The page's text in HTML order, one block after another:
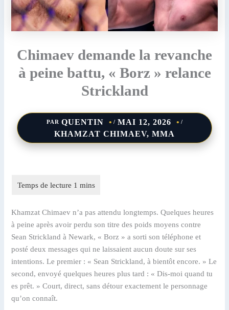
Chimaev demande la revanche
à peine battu, « Borz » relance
Strickland
PAR QUENTIN / MAI 12, 2026 /
KHAMZAT CHIMAEV, MMA
Khamzat Chimaev n’a pas attendu longtemps. Quelques heures
à peine après avoir perdu son titre des poids moyens contre
Sean Strickland à Newark, « Borz » a sorti son téléphone et
posté deux messages qui ne laissaient aucun doute sur ses
intentions. Le premier : « Sean Strickland, à bientôt encore. » Le
second, envoyé quelques heures plus tard : « Dis-moi quand tu
es prêt. » Court, direct, sans détour exactement le personnage
qu’on connaît.